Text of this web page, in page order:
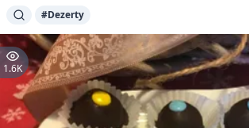
#Dezerty
1.6K